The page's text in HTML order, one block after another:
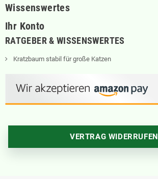
Wissenswertes
Ihr Konto
RATGEBER & WISSENSWERTES
Kratzbaum stabil für große Katzen
VERTRAG WIDERRUFEN